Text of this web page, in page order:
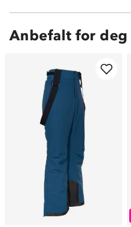
Anbefalt for deg